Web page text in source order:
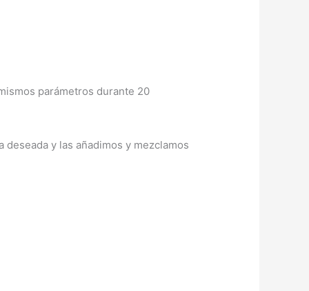
parámetros durante 20
y las añadimos y mezclamos